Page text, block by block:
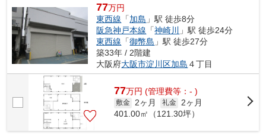
77万円
東西線 「加島 」駅 徒歩8分
阪急神戸本線 「神崎川
」駅 徒歩24分
東西線 「御幣島 」駅 徒歩27分
築33年 / 2階建
大阪府大阪市淀川区加島 ４丁目
77万円 (管理費等：- )
敷金 2ヶ月 礼金 2ヶ月
401.00㎡（121.30坪）